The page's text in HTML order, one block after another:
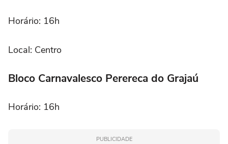
Horário: 16h
Local: Centro
Bloco Carnavalesco Perereca do Grajaú
Horário: 16h
PUBLICIDADE